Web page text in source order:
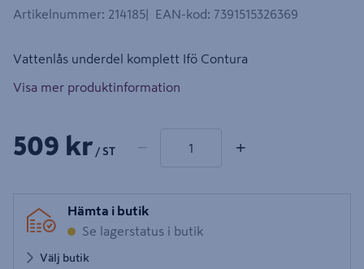
Artikelnummer: 214185 EAN-kod: 7391515326369
Vattenlås underdel komplett Ifö Contura
Visa mer produktinformation
509 kr / ST − +
Hämta i butik
Se lagerstatus i butik
Välj butik